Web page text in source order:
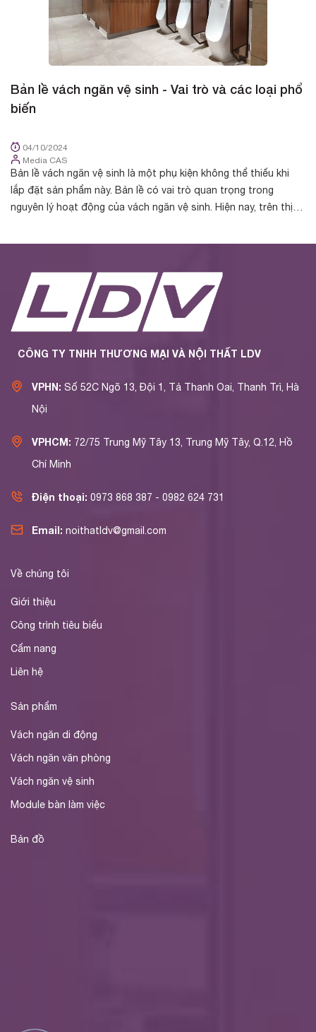
Bản lề vách ngăn vệ sinh - Vai trò và các loại phổ
biến
04/10/2024
Media CAS
Bản lề vách ngăn vệ sinh là một phụ kiện không thể thiếu khi
lắp đặt sản phẩm này. Bản lề có vai trò quan trọng trong
nguyên lý hoạt động của vách ngăn vệ sinh. Hiện nay, trên thị
CÔNG TY TNHH THƯƠNG MẠI VÀ NỘI THẤT LDV
VPHN: Số 52C Ngõ 13, Đội 1, Tả Thanh Oai, Thanh Trì, Hà
Nội
VPHCM: 72/75 Trung Mỹ Tây 13, Trung Mỹ Tây, Q.12, Hồ
Chí Minh
Điện thoại: 0973 868 387 - 0982 624 731
Email: noithatldv@gmail.com
Về chúng tôi
Giới thiệu
Công trình tiêu biểu
Cẩm nang
Liên hệ
Sản phẩm
Vách ngăn di động
Vách ngăn văn phòng
Vách ngăn vệ sinh
Module bàn làm việc
Bản đồ